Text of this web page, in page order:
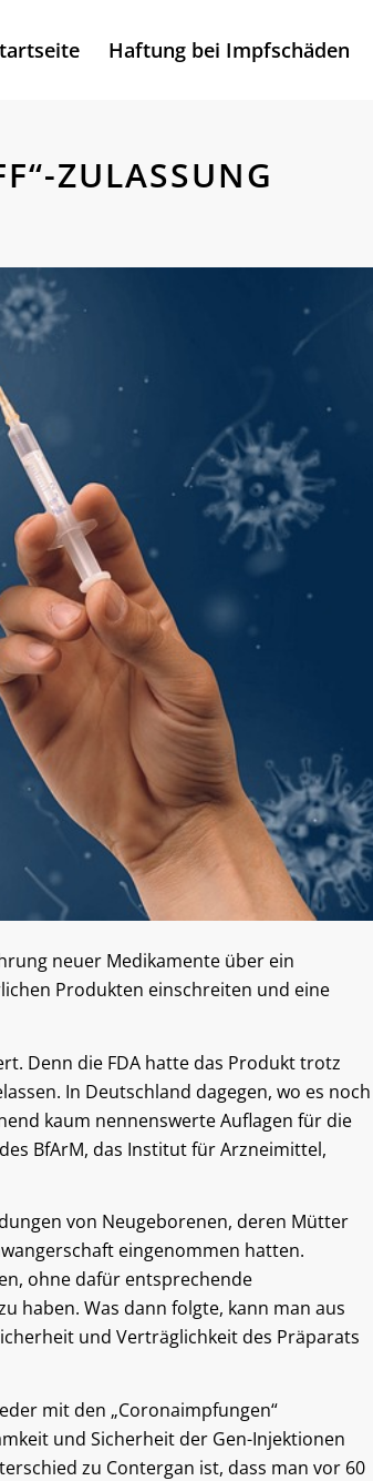
Haftung bei Impfschäden
ZULASSUNG
neuer Medikamente über ein
Produkten einschreiten und eine
Denn die FDA hatte das Produkt trotz
In Deutschland dagegen, wo es noch
kaum nennenswerte Auflagen für die
BfArM, das Institut für Arzneimittel,
von Neugeborenen, deren Mütter
eingenommen hatten.
ohne dafür entsprechende
haben. Was dann folgte, kann man aus
und Verträglichkeit des Präparats
mit den „Coronaimpfungen“
und Sicherheit der Gen-Injektionen
zu Contergan ist, dass man vor 60